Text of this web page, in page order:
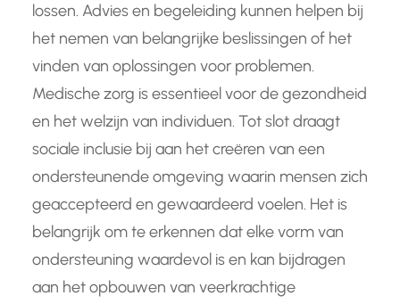
lossen. Advies en begeleiding kunnen helpen bij
het nemen van belangrijke beslissingen of het
vinden van oplossingen voor problemen.
Medische zorg is essentieel voor de gezondheid
en het welzijn van individuen. Tot slot draagt
sociale inclusie bij aan het creëren van een
ondersteunende omgeving waarin mensen zich
geaccepteerd en gewaardeerd voelen. Het is
belangrijk om te erkennen dat elke vorm van
ondersteuning waardevol is en kan bijdragen
aan het opbouwen van veerkrachtige